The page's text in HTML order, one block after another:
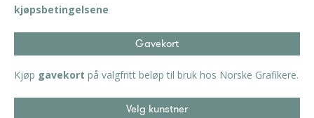
kjøpsbetingelsene
Gavekort
Kjøp gavekort på valgfritt beløp til bruk hos Norske Grafikere.
Velg kunstner